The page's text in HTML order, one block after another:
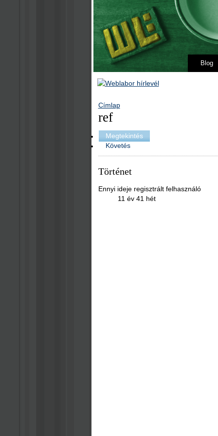
Blog
Címlap
ref
Megtekintés
Követés
Történet
Ennyi ideje regisztrált felhasználó
11 év 41 hét